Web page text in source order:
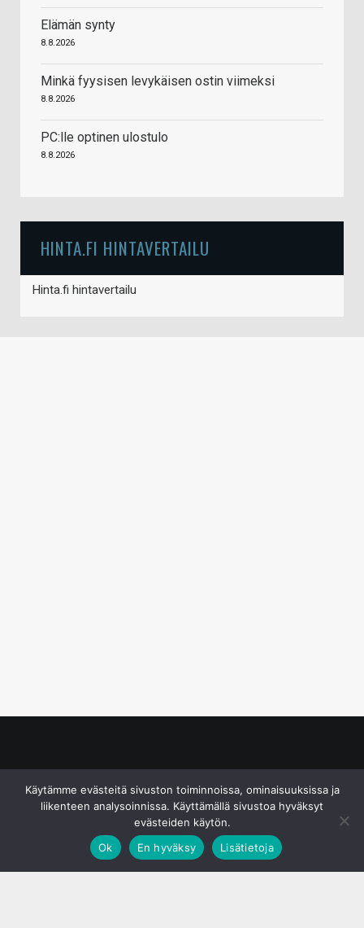
Elämän synty
8.8.2026
Minkä fyysisen levykäisen ostin viimeksi
8.8.2026
PC:lle optinen ulostulo
8.8.2026
HINTA.FI HINTAVERTAILU
Hinta.fi hintavertailu
Käytämme evästeitä sivuston toiminnoissa, ominaisuuksissa ja
liikenteen analysoinnissa. Käyttämällä sivustoa hyväksyt
evästeiden käytön.
Ok
En hyväksy Lisätietoja